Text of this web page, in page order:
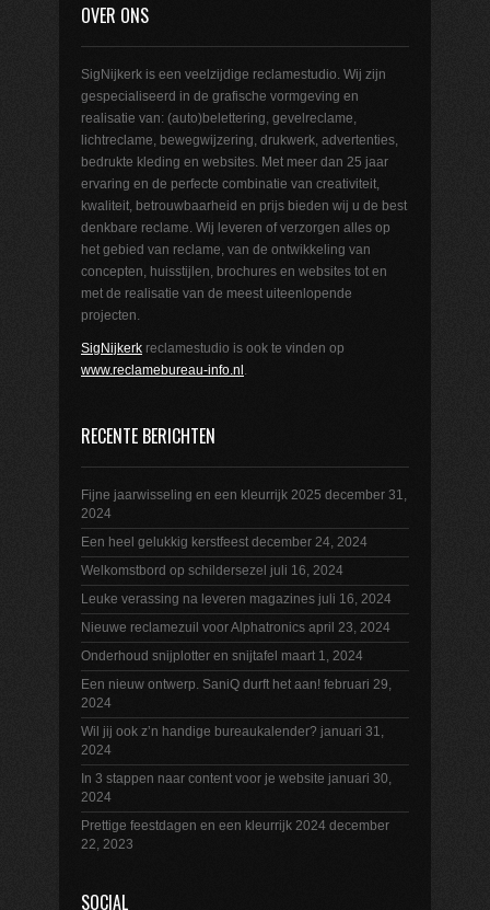
OVER ONS
SigNijkerk is een veelzijdige reclamestudio. Wij zijn
gespecialiseerd in de grafische vormgeving en
realisatie van: (auto)belettering, gevelreclame,
lichtreclame, bewegwijzering, drukwerk, advertenties,
bedrukte kleding en websites. Met meer dan 25 jaar
ervaring en de perfecte combinatie van creativiteit,
kwaliteit, betrouwbaarheid en prijs bieden wij u de best
denkbare reclame. Wij leveren of verzorgen alles op
het gebied van reclame, van de ontwikkeling van
concepten, huisstijlen, brochures en websites tot en
met de realisatie van de meest uiteenlopende
projecten.
SigNijkerk reclamestudio is ook te vinden op
www.reclamebureau-info.nl
RECENTE BERICHTEN
Fijne jaarwisseling en een kleurrijk 2025 december 31,
2024
Een heel gelukkig kerstfeest december 24, 2024
Welkomstbord op schildersezel juli 16, 2024
Leuke verassing na leveren magazines juli 16, 2024
Nieuwe reclamezuil voor Alphatronics april 23, 2024
Onderhoud snijplotter en snijtafel maart 1, 2024
Een nieuw ontwerp. SaniQ durft het aan! februari 29,
2024
Wil jij ook z’n handige bureaukalender? januari 31,
2024
In 3 stappen naar content voor je website januari 30,
2024
Prettige feestdagen en een kleurrijk 2024 december
22, 2023
SOCIAL